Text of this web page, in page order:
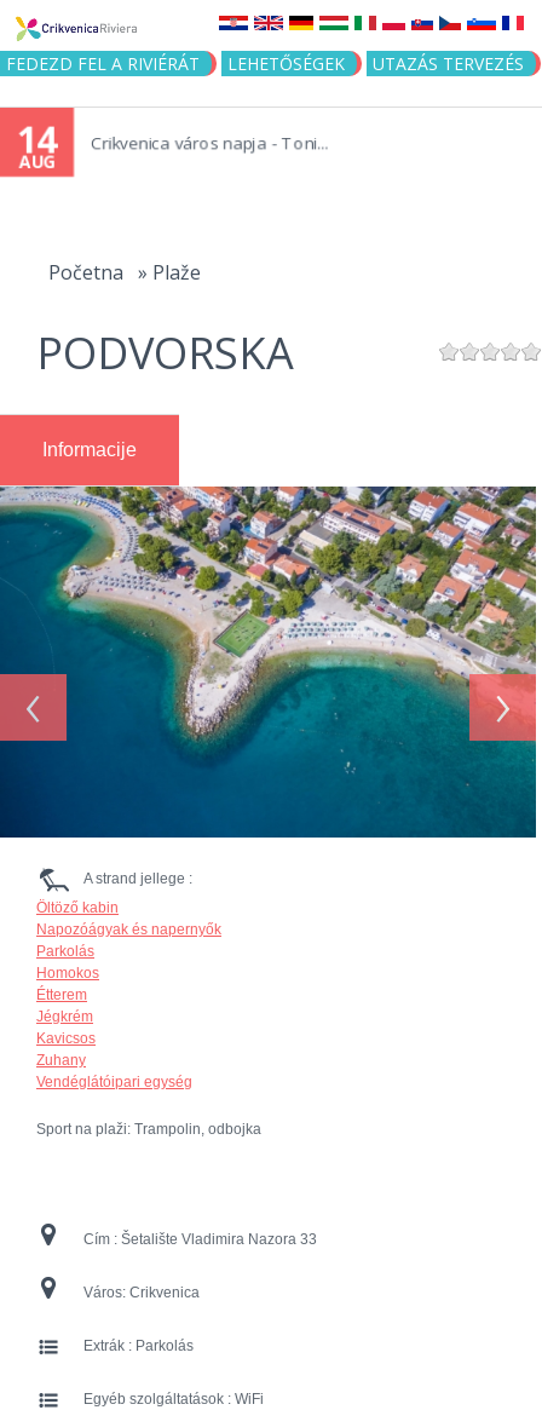
Jump to navigation
FEDEZD FEL A RIVIÉRÁT LEHETŐSÉGEK UTAZÁS TERVEZÉS
14
AUG
Crikvenica város napja - Toni...
Početna » Plaže
PODVORSKA
Informacije
‹ ›
A strand jellege :
Öltöző kabin
Napozóágyak és napernyők
Parkolás
Homokos
Étterem
Jégkrém
Kavicsos
Zuhany
Vendéglátóipari egység
Sport na plaži: Trampolin, odbojka
Cím : Šetalište Vladimira Nazora 33
Város: Crikvenica
Extrák : Parkolás
Egyéb szolgáltatások : WiFi